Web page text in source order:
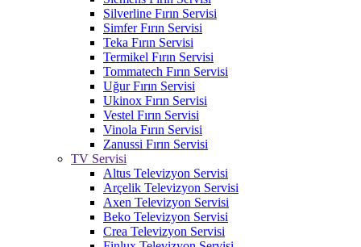
Silverline Fırın Servisi
Simfer Fırın Servisi
Teka Fırın Servisi
Termikel Fırın Servisi
Tommatech Fırın Servisi
Uğur Fırın Servisi
Ukinox Fırın Servisi
Vestel Fırın Servisi
Vinola Fırın Servisi
Zanussi Fırın Servisi
TV Servisi
Altus Televizyon Servisi
Arçelik Televizyon Servisi
Axen Televizyon Servisi
Beko Televizyon Servisi
Crea Televizyon Servisi